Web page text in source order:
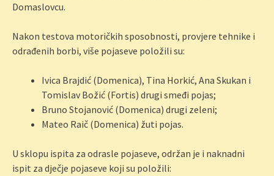
Domaslovcu.
Nakon testova motoričkih sposobnosti, provjere tehnike i
odrađenih borbi, više pojaseve položili su:
Ivica Brajdić (Domenica), Tina Horkić, Ana Skukan i
Tomislav Božić (Fortis) drugi smeđi pojas;
Bruno Stojanović (Domenica) drugi zeleni;
Mateo Raič (Domenica) žuti pojas.
U sklopu ispita za odrasle pojaseve, održan je i naknadni
ispit za dječje pojaseve koji su položili: